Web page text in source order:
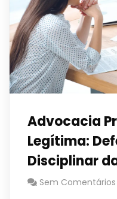
Advocacia
Legítima:
Disciplinar
Sem Comentários